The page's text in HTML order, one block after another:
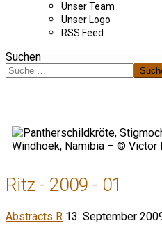
Unser Team
Unser Logo
RSS Feed
Suchen
Ritz - 2009 - 01
Abstracts R 13. September